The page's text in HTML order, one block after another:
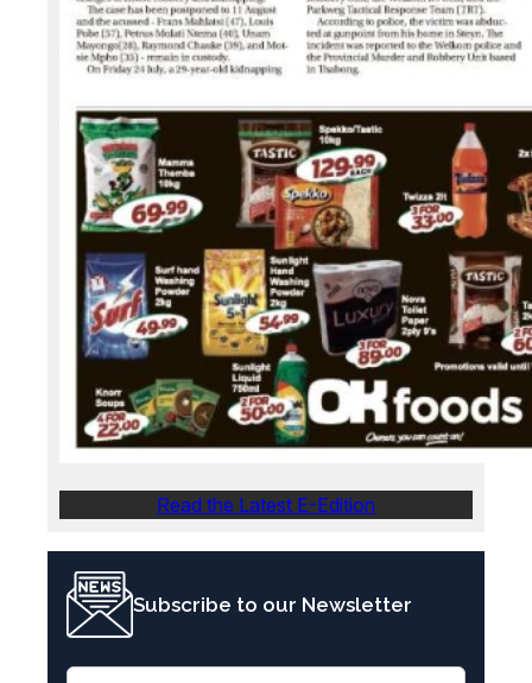
Read the Latest E-Edition
Subscribe to our Newsletter